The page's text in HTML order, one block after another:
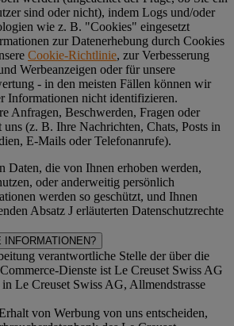
sind oder nicht), indem Logs und/oder
wie z. B. "Cookies" eingesetzt
zur Datenerhebung durch Cookies
Cookie-Richtlinie, zur Verbesserung
Werbeanzeigen oder für unsere
- in den meisten Fällen können wir
Informationen nicht identifizieren.
Anfragen, Beschwerden, Fragen oder
(z. B. Ihre Nachrichten, Chats, Posts in
E-Mails oder Telefonanrufe).
Daten, die von Ihnen erhoben werden,
oder anderweitig persönlich
werden so geschützt, und Ihnen
Absatz J erläuterten Datenschutzrechte
INFORMATIONEN?
verantwortliche Stelle der über die
Dienste ist Le Creuset Swiss AG
Le Creuset Swiss AG, Allmendstrasse
von Werbung von uns entscheiden,